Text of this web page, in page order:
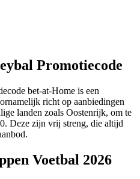
Promotiecode
bet-at-Home is een
richt op aanbiedingen
landen zoals Oostenrijk, om te
Deze zijn vrij streng, die altijd
Voetbal 2026